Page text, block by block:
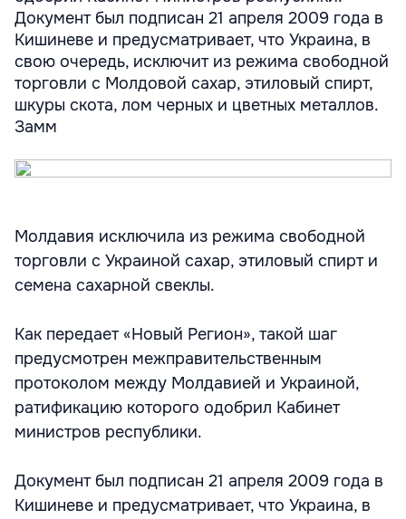
Документ был подписан 21 апреля 2009 года в
Кишиневе и предусматривает, что Украина, в
свою очередь, исключит из режима свободной
торговли с Молдовой сахар, этиловый спирт,
шкуры скота, лом черных и цветных металлов.
Замм
Молдавия исключила из режима свободной
торговли с Украиной сахар, этиловый спирт и
семена сахарной свеклы.
Как передает «Новый Регион», такой шаг
предусмотрен межправительственным
протоколом между Молдавией и Украиной,
ратификацию которого одобрил Кабинет
министров республики.
Документ был подписан 21 апреля 2009 года в
Кишиневе и предусматривает, что Украина, в